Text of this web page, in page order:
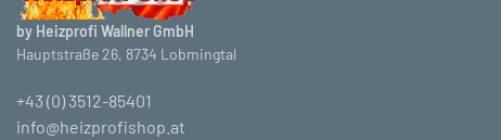
by Heizprofi Wallner GmbH
Hauptstraße 26, 8734 Lobmingtal
+43 (0) 3512-85401
info@heizprofishop.at